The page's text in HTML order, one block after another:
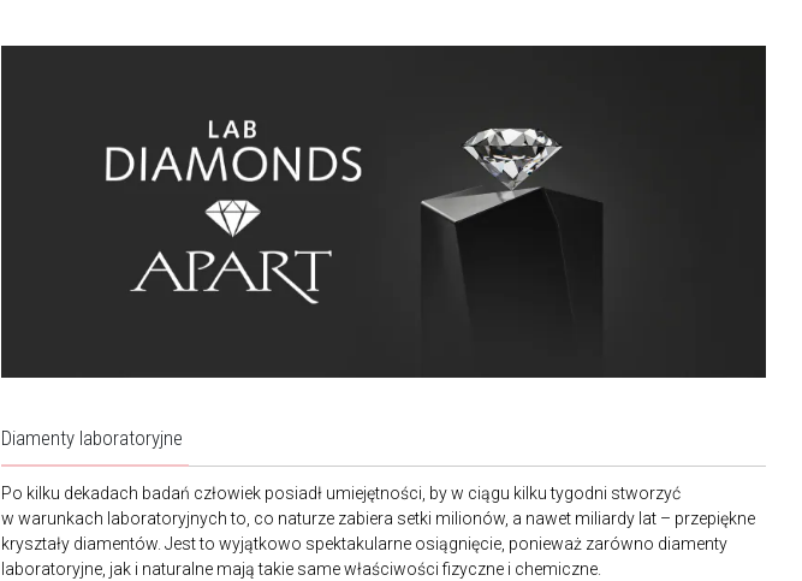
Diamenty laboratoryjne
Po kilku dekadach badań człowiek posiadł umiejętności, by w ciągu kilku tygodni stworzyć
w warunkach laboratoryjnych to, co naturze zabiera setki milionów, a nawet miliardy lat – przepiękne
kryształy diamentów. Jest to wyjątkowo spektakularne osiągnięcie, ponieważ zarówno diamenty
laboratoryjne, jak i naturalne mają takie same właściwości fizyczne i chemiczne.